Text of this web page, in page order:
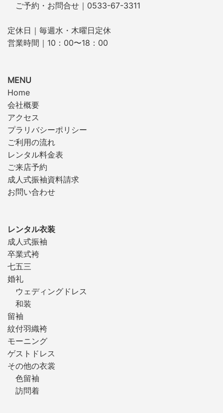
ご予約・お問合せ｜0533-67-3311
定休日｜毎週水・木曜日定休
営業時間｜10：00〜18：00
MENU
Home
会社概要
アクセス
プラリバシーポリシー
ご利用の流れ
レンタル料金表
ご来店予約
成人式振袖資料請求
お問い合わせ
レンタル衣装
成人式振袖
卒業式袴
七五三
婚礼
ウェディングドレス
和装
留袖
紋付羽織袴
モーニング
ゲストドレス
その他の衣裳
色留袖
訪問着